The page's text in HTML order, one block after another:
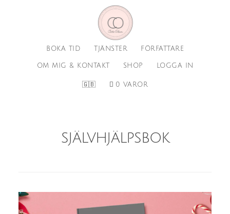
BOKA TID TJÄNSTER FÖRFATTARE
OM MIG & KONTAKT SHOP LOGGA IN
🇬🇧 0 VAROR
självhjälpsbok